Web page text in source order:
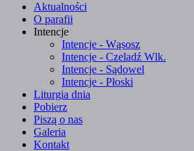
Aktualności
O parafii
Intencje
Intencje - Wąsosz
Intencje - Czeladź Wlk.
Intencje - Sądowel
Intencje - Płoski
Liturgia dnia
Pobierz
Piszą o nas
Galeria
Kontakt